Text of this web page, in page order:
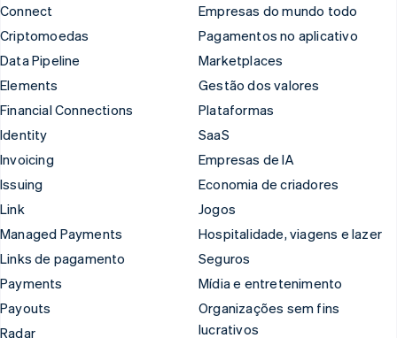
Connect
Criptomoedas
Data Pipeline
Elements
Financial Connections
Identity
Invoicing
Issuing
Link
Managed Payments
Links de pagamento
Payments
Payouts
Radar
Empresas do mundo todo
Pagamentos no aplicativo
Marketplaces
Gestão dos valores
Plataformas
SaaS
Empresas de IA
Economia de criadores
Jogos
Hospitalidade, viagens e lazer
Seguros
Mídia e entretenimento
Organizações sem fins
lucrativos